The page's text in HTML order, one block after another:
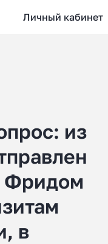
Личный кабинет
из
Фридом
в